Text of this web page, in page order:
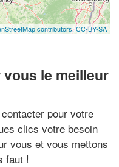
contributors,CC-BY-SA
le meilleur
pour votre
clics votre besoin
vous et vous mettons
faut !